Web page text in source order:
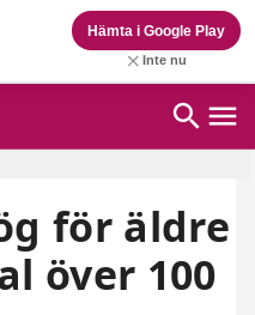
Hämta i Google Play
Inte nu
för äldre
över 100